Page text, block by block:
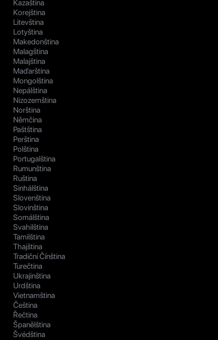
Kazaština
Korejština
Litevština
Lotyština
Makedonština
Malagština
Malajština
Maďarština
Mongolština
Nepálština
Nizozemština
Norština
Němčina
Paštština
Perština
Polština
Portugalština
Rumunština
Ruština
Sinhálština
Slovenština
Slovinština
Somálština
Svahilština
Tamilština
Thajština
Tradiční Čínština
Turečtina
Ukrajinština
Urdština
Vietnamština
Čeština
Řečtina
Španělština
Švédština